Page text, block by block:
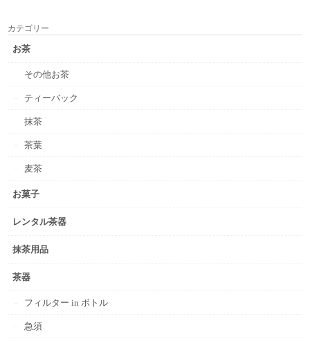
カテゴリー
お茶
その他お茶
ティーバック
抹茶
茶葉
麦茶
お菓子
レンタル茶器
抹茶用品
茶器
フィルター in ボトル
急須